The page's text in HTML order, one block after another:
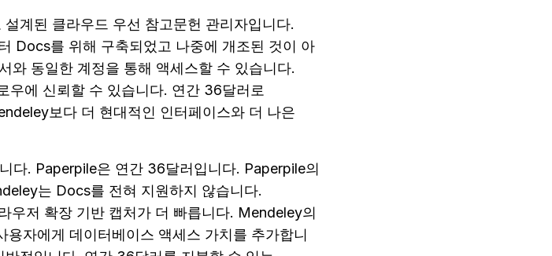
계된 클라우드 우선 참고문헌 관리자입니다.
Docs를 위해 구축되었고 나중에 개조된 것이 아
와 동일한 계정을 통해 액세스할 수 있습니다.
우에 신뢰할 수 있습니다. 연간 36달러로
보다 더 현대적인 인터페이스와 더 나은
다. Paperpile은 연간 36달러입니다. Paperpile의
는 Docs를 전혀 지원하지 않습니다.
우저 확장 기반 캡처가 더 빠릅니다. Mendeley의
자에게 데이터베이스 액세스 가치를 추가합니